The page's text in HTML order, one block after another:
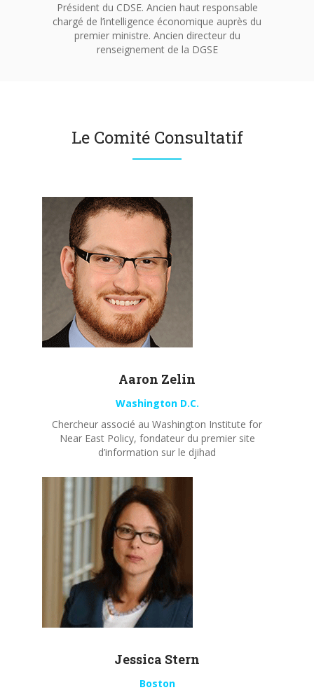
Président du CDSE. Ancien haut responsable
chargé de l’intelligence économique auprès du
premier ministre. Ancien directeur du
renseignement de la DGSE
Le Comité Consultatif
Aaron Zelin
Washington D.C.
Chercheur associé au Washington Institute for
Near East Policy, fondateur du premier site
d’information sur le djihad
Jessica Stern
Boston